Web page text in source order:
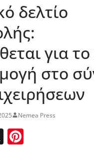
δελτίο
για
στο
Nemea Press
X